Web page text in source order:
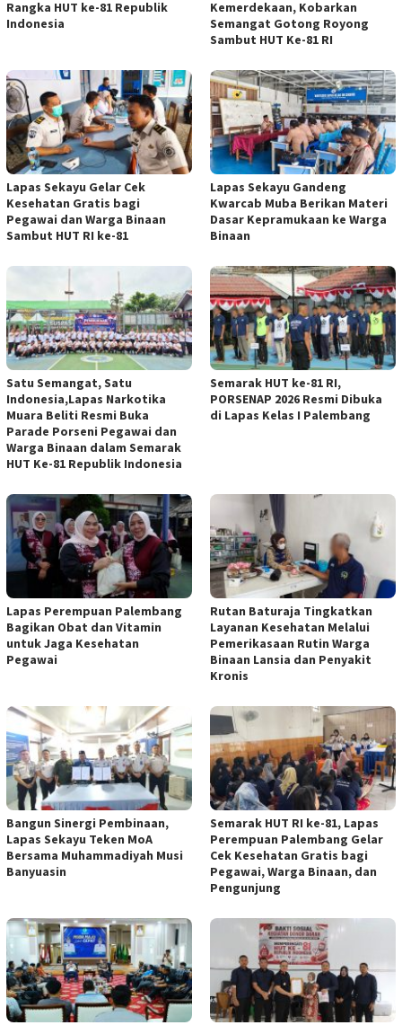
Rangka HUT ke-81 Republik
Indonesia
Kemerdekaan, Kobarkan
Semangat Gotong Royong
Sambut HUT Ke-81 RI
Lapas Sekayu Gelar Cek
Kesehatan Gratis bagi
Pegawai dan Warga Binaan
Sambut HUT RI ke-81
Lapas Sekayu Gandeng
Kwarcab Muba Berikan Materi
Dasar Kepramukaan ke Warga
Binaan
Satu Semangat, Satu
Indonesia,Lapas Narkotika
Muara Beliti Resmi Buka
Parade Porseni Pegawai dan
Warga Binaan dalam Semarak
HUT Ke-81 Republik Indonesia
Semarak HUT ke-81 RI,
PORSENAP 2026 Resmi Dibuka
di Lapas Kelas I Palembang
Lapas Perempuan Palembang
Bagikan Obat dan Vitamin
untuk Jaga Kesehatan
Pegawai
Rutan Baturaja Tingkatkan
Layanan Kesehatan Melalui
Pemerikasaan Rutin Warga
Binaan Lansia dan Penyakit
Kronis
Bangun Sinergi Pembinaan,
Lapas Sekayu Teken MoA
Bersama Muhammadiyah Musi
Banyuasin
Semarak HUT RI ke-81, Lapas
Perempuan Palembang Gelar
Cek Kesehatan Gratis bagi
Pegawai, Warga Binaan, dan
Pengunjung